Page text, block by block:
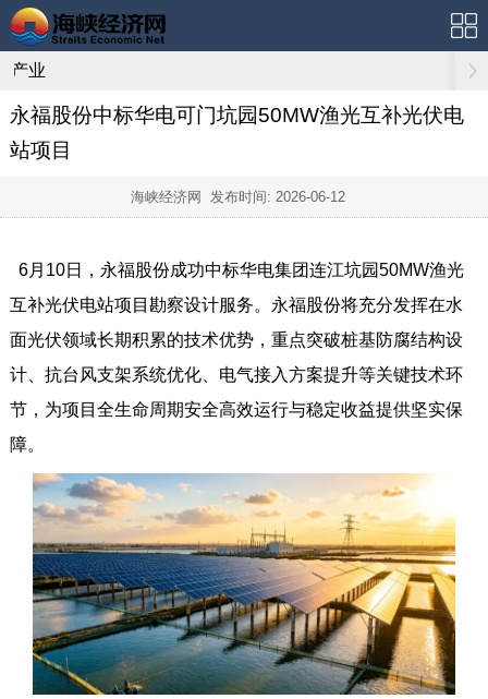
产业
永福股份中标华电可门坑园50MW渔光互补光伏电
站项目
海峡经济网 发布时间: 2026-06-12
6月10日，永福股份成功中标华电集团连江坑园50MW渔光
互补光伏电站项目勘察设计服务。永福股份将充分发挥在水
面光伏领域长期积累的技术优势，重点突破桩基防腐结构设
计、抗台风支架系统优化、电气接入方案提升等关键技术环
节，为项目全生命周期安全高效运行与稳定收益提供坚实保
障。